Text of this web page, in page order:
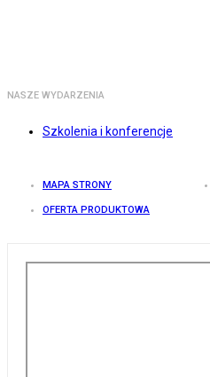
NASZE WYDARZENIA
Szkolenia i konferencje
MAPA STRONY
OFERTA PRODUKTOWA